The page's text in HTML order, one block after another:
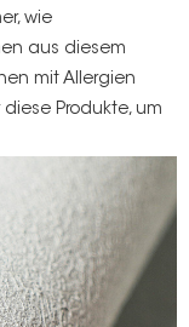
wie
aus diesem
mit Allergien
Produkte, um